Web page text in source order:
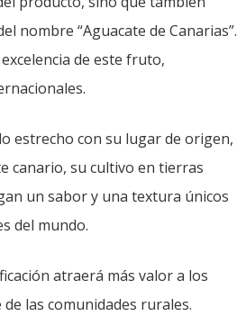
nombre “Aguacate de Canarias”.
de este fruto,
estrecho con su lugar de origen,
canario, su cultivo en tierras
un sabor y una textura únicos
del mundo.
atraerá más valor a los
las comunidades rurales.